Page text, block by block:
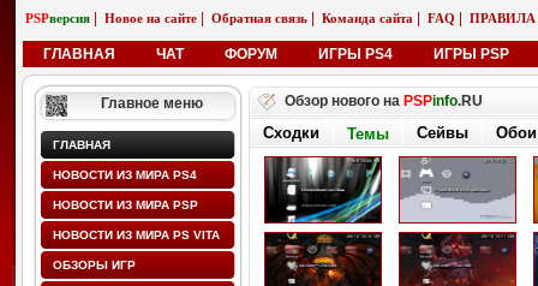
PSPверсия Новое на сайте Обратная связь Команда сайта FAQ ПРАВИЛА
ГЛАВНАЯ ЧАТ ФОРУМ ИГРЫ PS4 ИГРЫ PSP
Главное меню
ГЛАВНАЯ
НОВОСТИ ИЗ МИРА PS4
НОВОСТИ ИЗ МИРА PSP
НОВОСТИ ИЗ МИРА PS VITA
ОБЗОРЫ ИГР
Обзор нового на PSPinfo.RU
Сходки Темы Сейвы Обои